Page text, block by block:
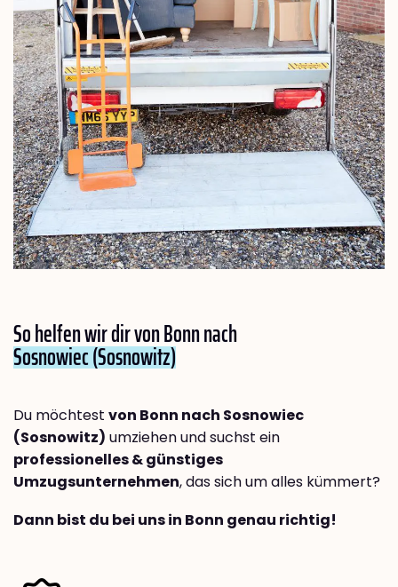
So helfen wir dir von Bonn nach
Sosnowiec (Sosnowitz)
Du möchtest von Bonn nach Sosnowiec
(Sosnowitz) umziehen und suchst ein
professionelles & günstiges
Umzugsunternehmen, das sich um alles kümmert?
Dann bist du bei uns in Bonn genau richtig!